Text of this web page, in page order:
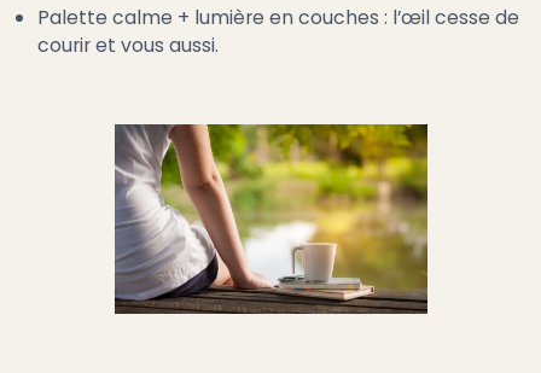
Palette calme + lumière en couches : l’œil cesse de
courir et vous aussi.